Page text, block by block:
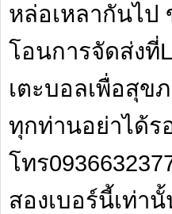
หล่อเหลากันไป
โอนการจัดส่งที่
เตะบอลเพื่อสุข
ทุกท่านอย่าได้ร
โทร
สองเบอร์นี้เท่า